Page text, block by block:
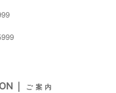
｜ ご 案 内